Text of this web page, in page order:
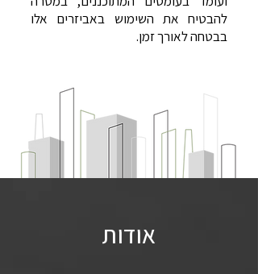
להבטיח את השימוש באביזרים אלו
בבטחה לאורך זמן.
אודות